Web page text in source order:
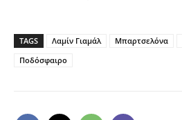
TAGS Λαμίν Γιαμάλ Μπαρτσελόνα
Ποδόσφαιρο